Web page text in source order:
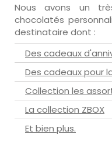
Nous avons un
chocolatés
destinataire dont :
Des cadeaux
Des cadeaux pour
Collection les
La collection ZBOX
Et bien plus.